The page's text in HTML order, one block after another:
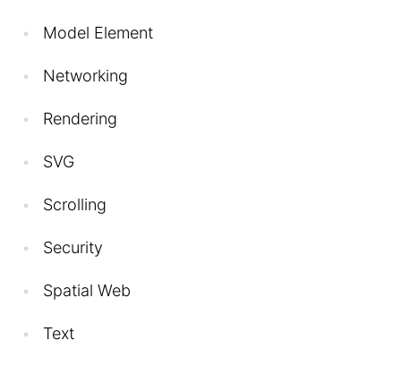
Model Element
Networking
Rendering
SVG
Scrolling
Security
Spatial Web
Text